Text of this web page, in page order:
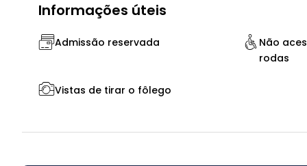
Informações úteis
Admissão reservada
Não
rodas
Vistas de tirar o fôlego